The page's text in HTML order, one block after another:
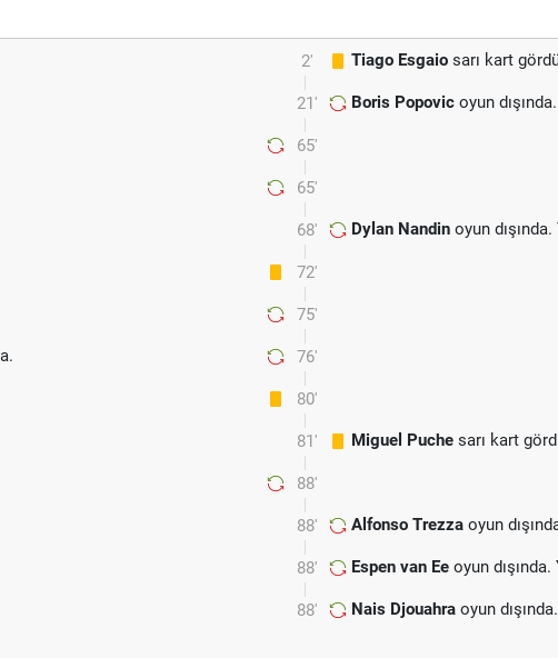
2' Tiago Esgaio sarı kart
21' Boris Popovic oyun
65'
65'
68' Dylan Nandin oyun
72'
75'
76'
80'
81' Miguel Puche sarı kart
88'
88' Alfonso Trezza oyun
88' Espen van Ee oyun
88' Nais Djouahra oyun